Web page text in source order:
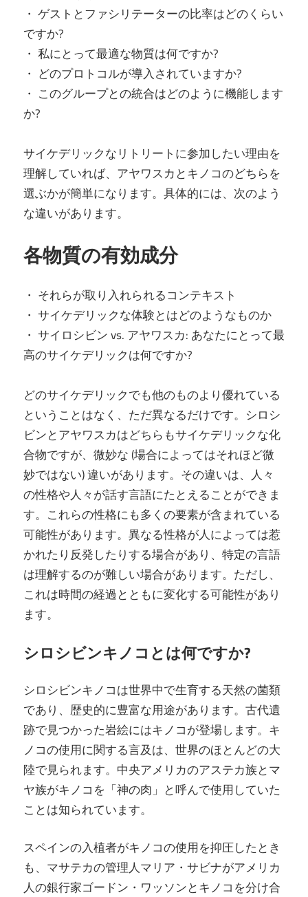
・ ゲストとファシリテーターの比率はどのくらい
ですか?
・ 私にとって最適な物質は何ですか?
・ どのプロトコルが導入されていますか?
・ このグループとの統合はどのように機能します
か?
サイケデリックなリトリートに参加したい理由を
理解していれば、アヤワスカとキノコのどちらを
選ぶかが簡単になります。具体的には、次のよう
な違いがあります。
各物質の有効成分
・ それらが取り入れられるコンテキスト
・ サイケデリックな体験とはどのようなものか
・ サイロシビン vs. アヤワスカ: あなたにとって最
高のサイケデリックは何ですか?
どのサイケデリックでも他のものより優れている
ということはなく、ただ異なるだけです。シロシ
ビンとアヤワスカはどちらもサイケデリックな化
合物ですが、微妙な (場合によってはそれほど微
妙ではない) 違いがあります。その違いは、人々
の性格や人々が話す言語にたとえることができま
す。これらの性格にも多くの要素が含まれている
可能性があります。異なる性格が人によっては惹
かれたり反発したりする場合があり、特定の言語
は理解するのが難しい場合があります。ただし、
これは時間の経過とともに変化する可能性があり
ます。
シロシビンキノコとは何ですか?
シロシビンキノコは世界中で生育する天然の菌類
であり、歴史的に豊富な用途があります。古代遺
跡で見つかった岩絵にはキノコが登場します。キ
ノコの使用に関する言及は、世界のほとんどの大
陸で見られます。中央アメリカのアステカ族とマ
ヤ族がキノコを「神の肉」と呼んで使用していた
ことは知られています。
スペインの入植者がキノコの使用を抑圧したとき
も、マサテカの管理人マリア・サビナがアメリカ
人の銀行家ゴードン・ワッソンとキノコを分け合